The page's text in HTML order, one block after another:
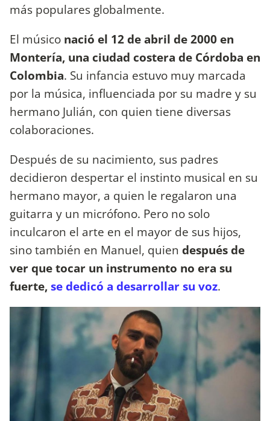
más populares globalmente.
El músico nació el 12 de abril de 2000 en
Montería, una ciudad costera de Córdoba en
Colombia. Su infancia estuvo muy marcada
por la música, influenciada por su madre y su
hermano Julián, con quien tiene diversas
colaboraciones.
Después de su nacimiento, sus padres
decidieron despertar el instinto musical en su
hermano mayor, a quien le regalaron una
guitarra y un micrófono. Pero no solo
inculcaron el arte en el mayor de sus hijos,
sino también en Manuel, quien después de
ver que tocar un instrumento no era su
fuerte,se dedicó a desarrollar su voz.